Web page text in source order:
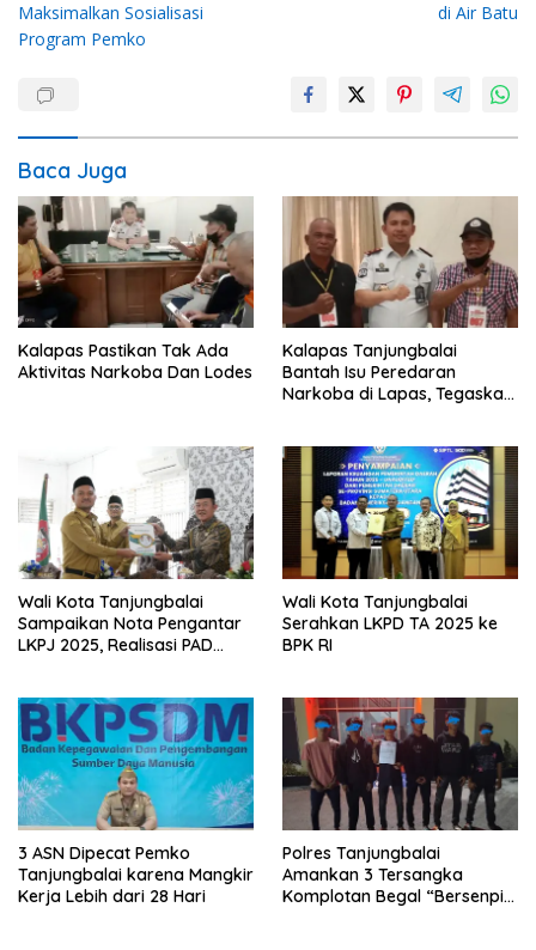
Maksimalkan Sosialisasi
Program Pemko
di Air Batu
Baca Juga
Kalapas Pastikan Tak Ada
Aktivitas Narkoba Dan Lodes
Kalapas Tanjungbalai
Bantah Isu Peredaran
Narkoba di Lapas, Tegaskan
Wali Kota Tanjungbalai
Sampaikan Nota Pengantar
LKPJ 2025, Realisasi PAD
Wali Kota Tanjungbalai
Serahkan LKPD TA 2025 ke
BPK RI
3 ASN Dipecat Pemko
Tanjungbalai karena Mangkir
Kerja Lebih dari 28 Hari
Polres Tanjungbalai
Amankan 3 Tersangka
Komplotan Begal “Bersenpi”,